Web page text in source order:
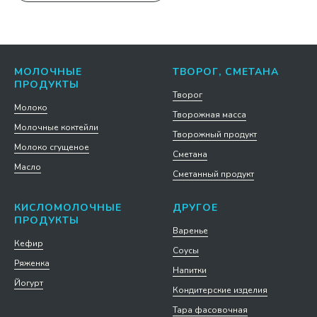
МОЛОЧНЫЕ
ПРОДУКТЫ
Молоко
Молочные коктейли
Молоко сгущеное
Масло
ТВОРОГ, СМЕТАНА
Творог
Творожная масса
Творожный продукт
Сметана
Сметанный продукт
КИСЛОМОЛОЧНЫЕ
ПРОДУКТЫ
Кефир
Ряженка
Йогурт
ДРУГОЕ
Варенье
Соусы
Напитки
Кондитерские изделия
Тара фасовочная